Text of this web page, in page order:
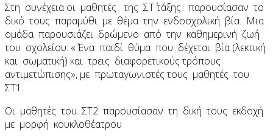
Στη συνέχεια οι μαθητές της ΣΤ΄ τάξης παρουσίασαν το
δικό τους παραμύθι με θέμα την ενδοσχολική βία. Μια
ομάδα παρουσιάζει δρώμενο από την καθημερινή ζωή
του σχολείου: « Ένα παιδί θύμα που δέχεται βία (λεκτική
και σωματική) και τρεις διαφορετικούς τρόπους
αντιμετώπισης», με πρωταγωνιστές τους μαθητές του
ΣΤ1.
Οι μαθητές του ΣΤ2 παρουσίασαν τη δική τους εκδοχή
με μορφή κουκλοθέατρου